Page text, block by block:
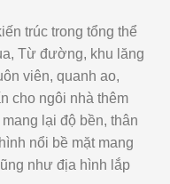
trúc trong tổng thể
Từ đường, khu lăng
viên, quanh ao,
cho ngôi nhà thêm
lại độ bền, thân
nổi bề mặt mang
như địa hình lắp